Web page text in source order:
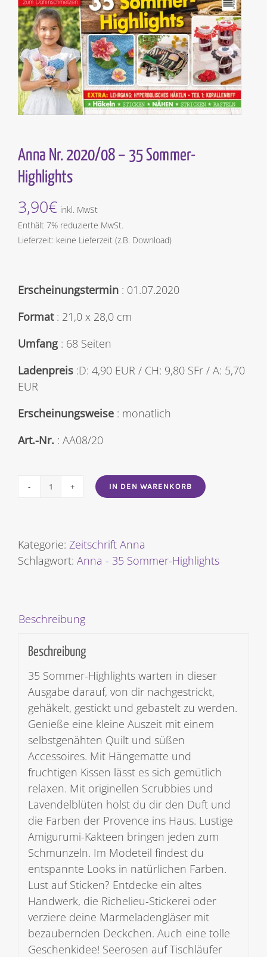
Anna Nr. 2020/08 – 35 Sommer-
Highlights
3,90€ inkl. MwSt
Enthält 7% reduzierte MwSt.
Lieferzeit: keine Lieferzeit (z.B. Download)
Erscheinungstermin : 01.07.2020
Format: 21,0 x 28,0 cm
Umfang: 68 Seiten
Ladenpreis :D: 4,90 EUR / CH: 9,80 SFr / A: 5,70
EUR
Erscheinungsweise : monatlich
Art.-Nr. : AA08/20
Anna
-
35
Menge
IN DEN WARENKORB
Kategorie: Zeitschrift Anna
Schlagwort: Anna - 35 Sommer-Highlights
Beschreibung
Beschreibung
35 Sommer-Highlights warten in dieser
Ausgabe darauf, von dir nachgestrickt,
gehäkelt, gestickt und gebastelt zu werden.
Genieße eine kleine Auszeit mit einem
selbstgenähten Quilt und süßen
Accessoires. Mit Hängematte und
fruchtigen Kissen lässt es sich gemütlich
relaxen. Mit originellen Scrubbies und
Lavendelblüten holst du dir den Duft und
die Farben der Provence ins Haus. Lustige
Amigurumi-Kakteen bringen jeden zum
Schmunzeln. Im Modeteil findest du
entspannte Looks in natürlichen Farben.
Lust auf Sticken? Entdecke ein altes
Handwerk, die Richelieu-Stickerei oder
verziere deine Marmeladengläser mit
bezaubernden Deckchen. Auch eine tolle
Geschenkidee! Seerosen auf Tischläufer